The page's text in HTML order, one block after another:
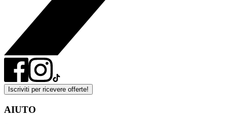
Iscriviti per ricevere offerte!
AIUTO